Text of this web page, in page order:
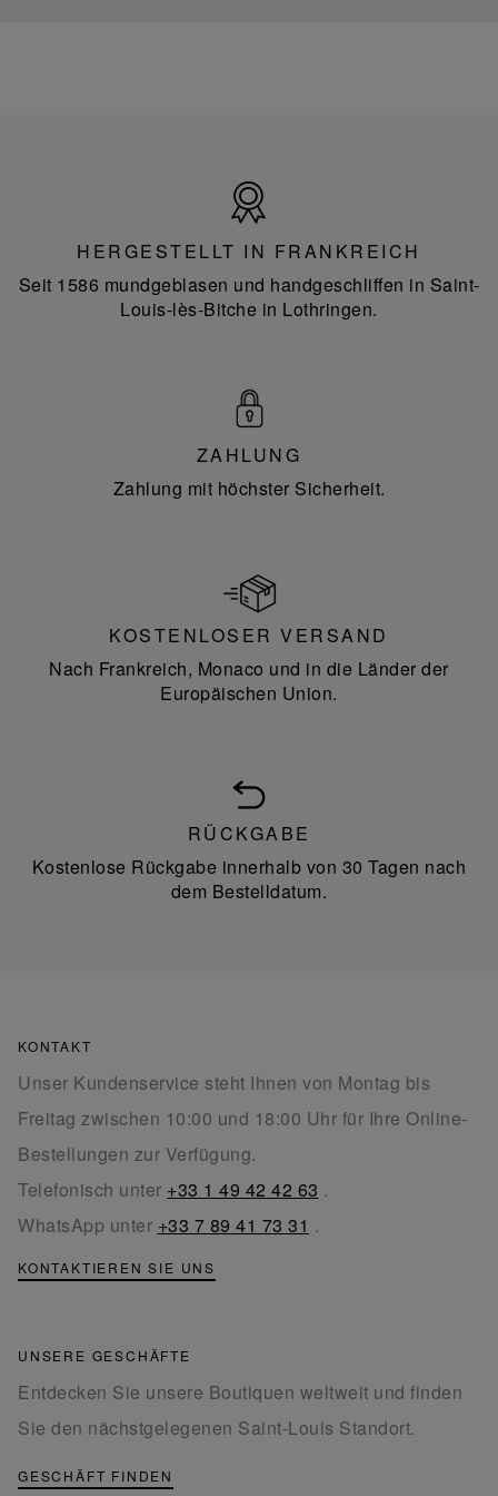
Frankreich
HERGESTELLT IN FRANKREICH
Seit 1586 mundgeblasen und handgeschliffen in Saint-
Louis-lès-Bitche in Lothringen.
ZAHLUNG
Zahlung mit höchster Sicherheit.
KOSTENLOSER VERSAND
Nach Frankreich, Monaco und in die Länder der
Europäischen Union.
RÜCKGABE
Kostenlose Rückgabe innerhalb von 30 Tagen nach
dem Bestelldatum.
KONTAKT
Unser Kundenservice steht Ihnen von Montag bis
Freitag zwischen 10:00 und 18:00 Uhr für Ihre Online-
Bestellungen zur Verfügung.
Telefonisch unter +33 1 49 42 42 63 .
WhatsApp unter +33 7 89 41 73 31 .
KONTAKTIEREN SIE UNS
UNSERE GESCHÄFTE
Entdecken Sie unsere Boutiquen weltweit und finden
Sie den nächstgelegenen Saint-Louis Standort.
GESCHÄFT FINDEN